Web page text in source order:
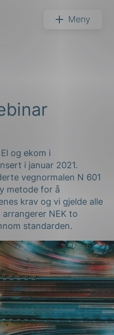
Meny
og ekom i
i januar 2021.
vegnormalen N 601
metode for å
krav og vi gjelde alle
NEK to
standarden.